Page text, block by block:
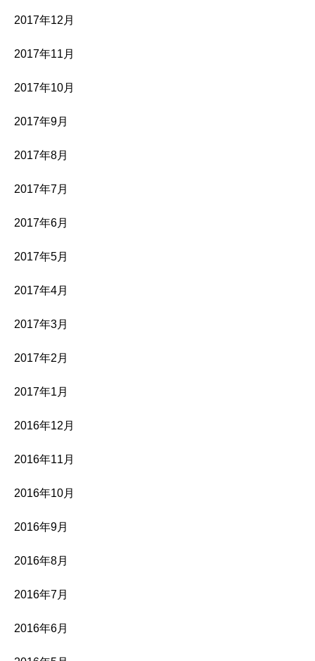
2017年12月
2017年11月
2017年10月
2017年9月
2017年8月
2017年7月
2017年6月
2017年5月
2017年4月
2017年3月
2017年2月
2017年1月
2016年12月
2016年11月
2016年10月
2016年9月
2016年8月
2016年7月
2016年6月